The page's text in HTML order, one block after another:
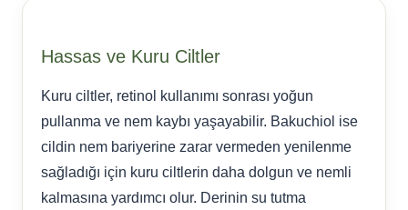
Hassas ve Kuru Ciltler
Kuru ciltler, retinol kullanımı sonrası yoğun
pullanma ve nem kaybı yaşayabilir. Bakuchiol ise
cildin nem bariyerine zarar vermeden yenilenme
sağladığı için kuru ciltlerin daha dolgun ve nemli
kalmasına yardımcı olur. Derinin su tutma